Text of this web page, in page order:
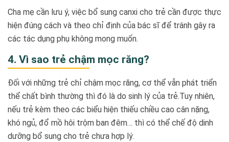
Cha mẹ cần lưu ý, việc bổ sung canxi cho trẻ cần được thực
hiện đúng cách và theo chỉ định của bác sĩ để tránh gây ra
các tác dụng phụ không mong muốn.
4. Vì sao trẻ chậm mọc răng?
Đối với những trẻ chỉ chậm mọc răng, cơ thể vẫn phát triển
thể chất bình thường thì đó là do sinh lý của trẻ.Tuy nhiên,
nếu trẻ kèm theo các biểu hiện thiếu chiều cao cân nặng,
khó ngủ, đổ mồ hôi trộm ban đêm… thì có thể chế độ dinh
dưỡng bổ sung cho trẻ chưa hợp lý.